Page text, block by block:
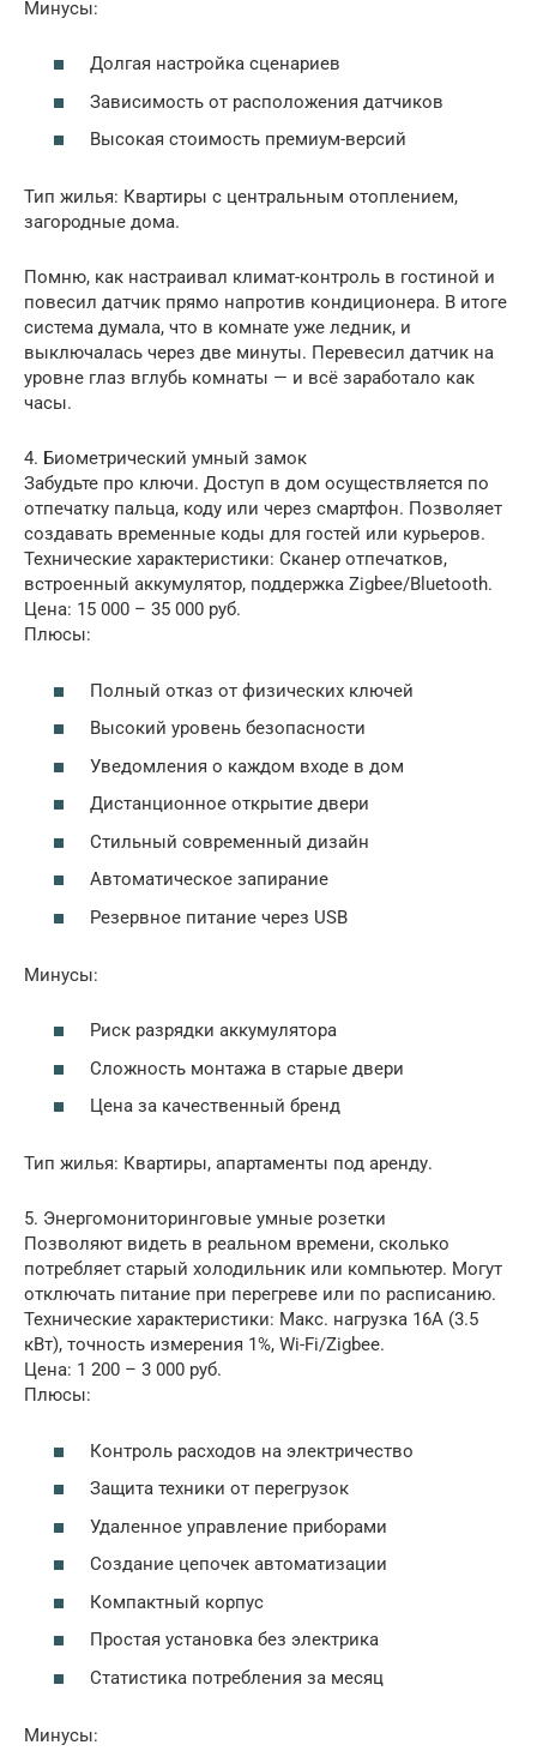
Минусы:
Долгая настройка сценариев
Зависимость от расположения датчиков
Высокая стоимость премиум-версий
Тип жилья: Квартиры с центральным отоплением,
загородные дома.
Помню, как настраивал климат-контроль в гостиной и
повесил датчик прямо напротив кондиционера. В итоге
система думала, что в комнате уже ледник, и
выключалась через две минуты. Перевесил датчик на
уровне глаз вглубь комнаты — и всё заработало как
часы.
4. Биометрический умный замок
Забудьте про ключи. Доступ в дом осуществляется по
отпечатку пальца, коду или через смартфон. Позволяет
создавать временные коды для гостей или курьеров.
Технические характеристики: Сканер отпечатков,
встроенный аккумулятор, поддержка Zigbee/Bluetooth.
Цена: 15 000 – 35 000 руб.
Плюсы:
Полный отказ от физических ключей
Высокий уровень безопасности
Уведомления о каждом входе в дом
Дистанционное открытие двери
Стильный современный дизайн
Автоматическое запирание
Резервное питание через USB
Минусы:
Риск разрядки аккумулятора
Сложность монтажа в старые двери
Цена за качественный бренд
Тип жилья: Квартиры, апартаменты под аренду.
5. Энергомониторинговые умные розетки
Позволяют видеть в реальном времени, сколько
потребляет старый холодильник или компьютер. Могут
отключать питание при перегреве или по расписанию.
Технические характеристики: Макс. нагрузка 16А (3.5
кВт), точность измерения 1%, Wi-Fi/Zigbee.
Цена: 1 200 – 3 000 руб.
Плюсы:
Контроль расходов на электричество
Защита техники от перегрузок
Удаленное управление приборами
Создание цепочек автоматизации
Компактный корпус
Простая установка без электрика
Статистика потребления за месяц
Минусы: